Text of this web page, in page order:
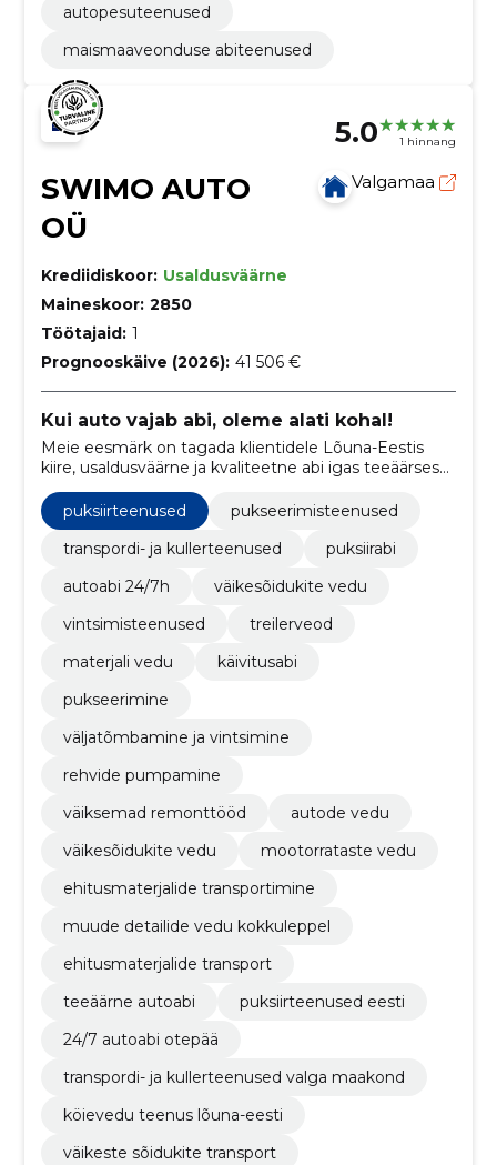
autopesuteenused
maismaaveonduse abiteenused
5.0 1 hinnang
SWIMO AUTO
OÜ
Valgamaa
Krediidiskoor: Usaldusväärne
Maineskoor: 2850
Töötajaid: 1
Prognooskäive (2026): 41 506 €
Kui auto vajab abi, oleme alati kohal!
Meie eesmärk on tagada klientidele Lõuna-Eestis
kiire, usaldusväärne ja kvaliteetne abi igas teeäärses
hädaolukorras, olles valmis reageerima
ööpäevaringselt.
puksiirteenused
pukseerimisteenused
transpordi- ja kullerteenused
puksiirabi
autoabi 24/7h
väikesõidukite vedu
vintsimisteenused
treilerveod
materjali vedu
käivitusabi
pukseerimine
väljatõmbamine ja vintsimine
rehvide pumpamine
väiksemad remonttööd
autode vedu
väikesõidukite vedu
mootorrataste vedu
ehitusmaterjalide transportimine
muude detailide vedu kokkuleppel
ehitusmaterjalide transport
teeäärne autoabi
puksiirteenused eesti
24/7 autoabi otepää
transpordi- ja kullerteenused valga maakond
köievedu teenus lõuna-eesti
väikeste sõidukite transport